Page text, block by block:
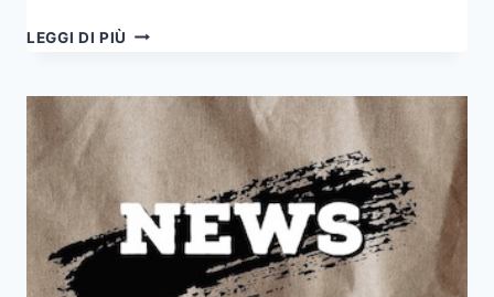
LEGGI DI PIÙ CORSO
SUL
FEEDBACK